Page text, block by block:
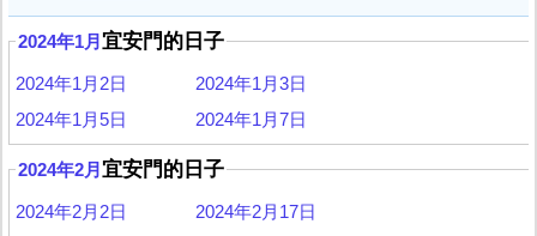
2024年1月 宜安門的日子
2024年1月2日
2024年1月3日
2024年1月5日
2024年1月7日
2024年2月 宜安門的日子
2024年2月2日
2024年2月17日